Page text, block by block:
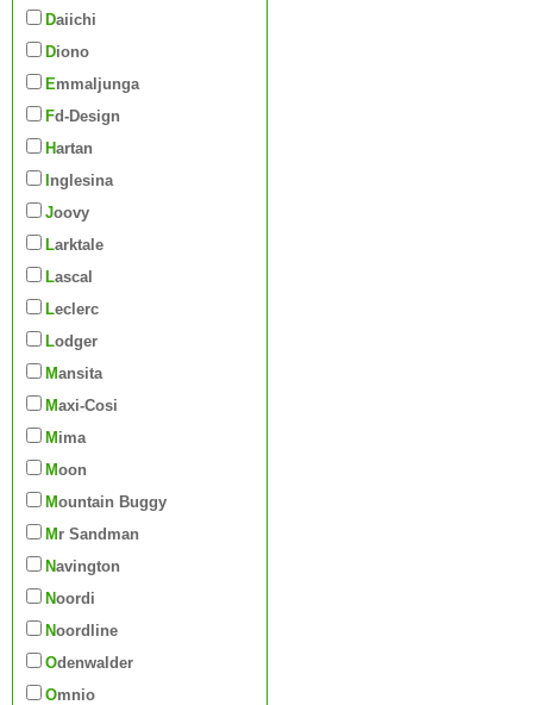
Daiichi
Diono
Emmaljunga
Fd-Design
Hartan
Inglesina
Joovy
Larktale
Lascal
Leclerc
Lodger
Mansita
Maxi-Cosi
Mima
Moon
Mountain Buggy
Mr Sandman
Navington
Noordi
Noordline
Odenwalder
Omnio